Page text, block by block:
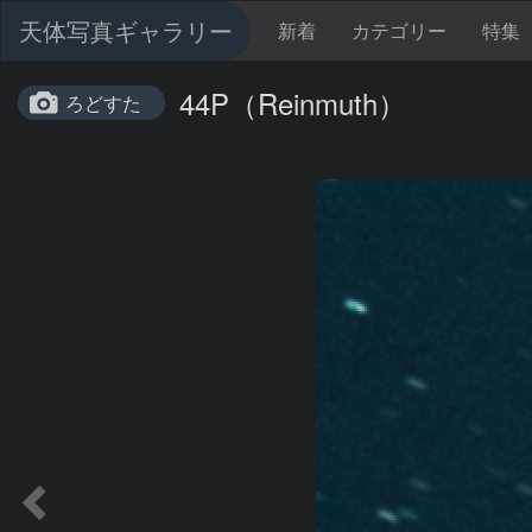
天体写真ギャラリー 新着 カテゴリー 特集
ろどすた 44P（Reinmuth）